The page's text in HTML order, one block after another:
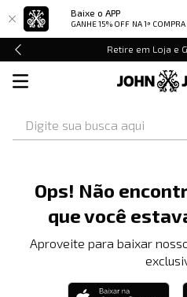
Baixe o APP
GANHE 15% OFF NA 1ª
Retire em Loja e
Ops! Não
que você
Aproveite para baixar